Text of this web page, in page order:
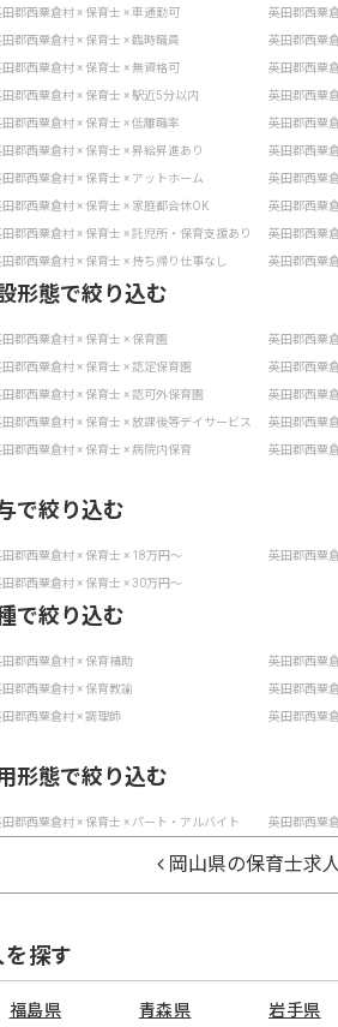
郡西粟倉村 × 保育士 × 車通勤可 英田郡西粟
郡西粟倉村 × 保育士 × 臨時職員 英田郡西粟
郡西粟倉村 × 保育士 × 無資格可 英田郡西粟
郡西粟倉村 × 保育士 × 駅近5分以内 英田郡西粟
郡西粟倉村 × 保育士 × 低離職率 英田郡西粟
郡西粟倉村 × 保育士 × 昇給昇進あり 英田郡西粟
郡西粟倉村 × 保育士 × アットホーム 英田郡西粟
郡西粟倉村 × 保育士 × 家庭都合休OK 英田郡西粟
郡西粟倉村 × 保育士 × 託児所・保育支援あり 英田郡西粟
郡西粟倉村 × 保育士 × 持ち帰り仕事なし 英田郡西粟
形態で絞り込む
郡西粟倉村 × 保育士 × 保育園 英田郡西粟
郡西粟倉村 × 保育士 × 認定保育園 英田郡西粟
郡西粟倉村 × 保育士 × 認可外保育園 英田郡西粟
郡西粟倉村 × 保育士 × 放課後等デイサービス 英田郡西粟
郡西粟倉村 × 保育士 × 病院内保育 英田郡西粟
で絞り込む
郡西粟倉村 × 保育士 × 18万円〜 英田郡西粟
郡西粟倉村 × 保育士 × 30万円〜
で絞り込む
郡西粟倉村 × 保育補助 英田郡西粟
郡西粟倉村 × 保育教諭 英田郡西粟
郡西粟倉村 × 調理師 英田郡西粟
形態で絞り込む
郡西粟倉村 × 保育士 × パート・アルバイト 英田郡西粟
岡山県の保育士求
探す
福島県 青森県 岩手県